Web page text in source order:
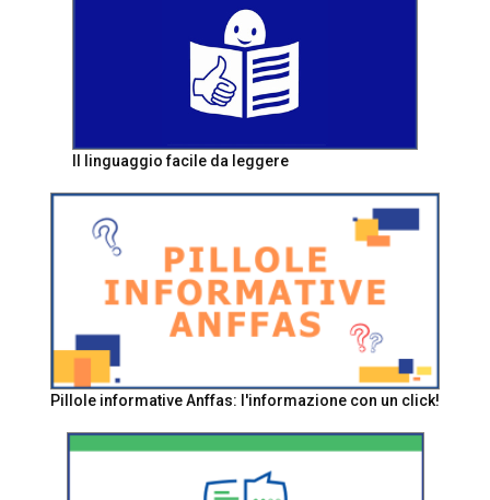
Il linguaggio facile da leggere
Pillole informative Anffas: l'informazione con un click!